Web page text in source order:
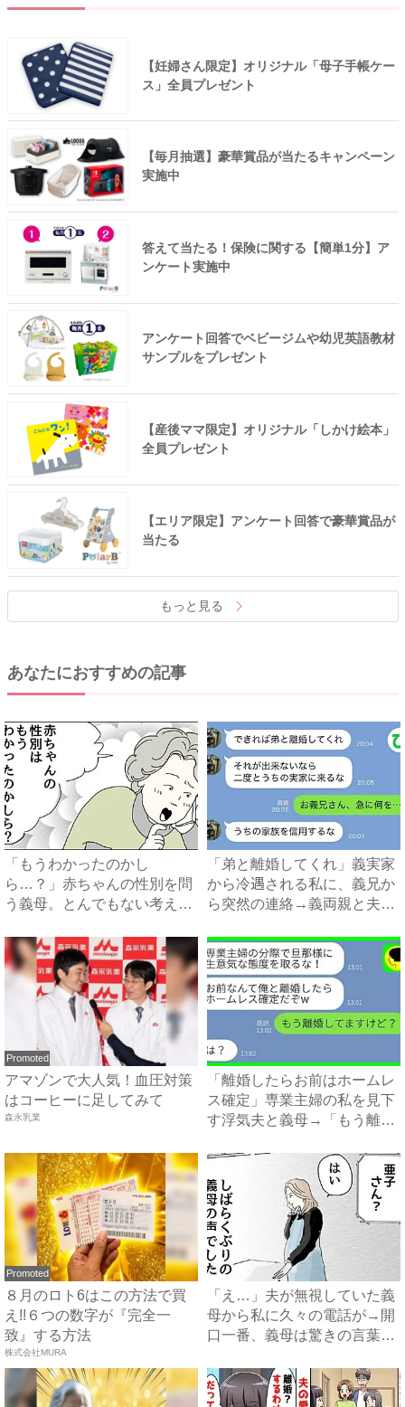
【妊婦さん限定】オリジナル「母子手帳ケー
ス」全員プレゼント
【毎月抽選】豪華賞品が当たるキャンペーン
実施中
答えて当たる！保険に関する【簡単1分】ア
ンケート実施中
アンケート回答でベビージムや幼児英語教材
サンプルをプレゼント
【産後ママ限定】オリジナル「しかけ絵本」
全員プレゼント
【エリア限定】アンケート回答で豪華賞品が
当たる
もっと見る
あなたにおすすめの記事
「もうわかったのかし
ら…？」赤ちゃんの性別を問
う義母。とんでもない考えが
「弟と離婚してくれ」義実家
から冷遇される私に、義兄か
ら突然の連絡→義両親と夫が
Promoted
アマゾンで大人気！血圧対策
はコーヒーに足してみて
森永乳業
「離婚したらお前はホームレ
ス確定」専業主婦の私を見下
す浮気夫と義母→「もう離婚
Promoted
８月のロト6はこの方法で買
え!!６つの数字が『完全一
致』する方法
株式会社MURA
「え…」夫が無視していた義
母から私に久々の電話が→開
口一番、義母は驚きの言葉